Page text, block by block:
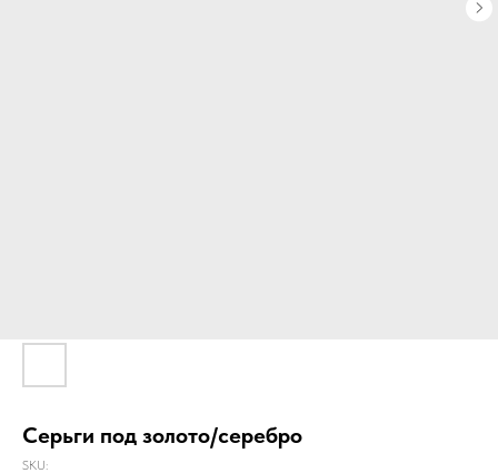
Серьги под золото/серебро
SKU: